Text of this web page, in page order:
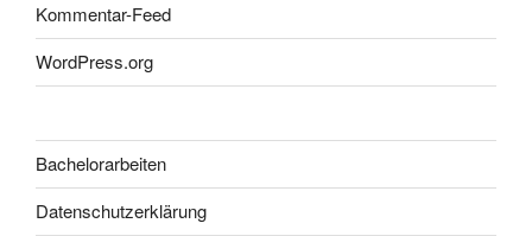
Kommentar-Feed
WordPress.org
Bachelorarbeiten
Datenschutzerklärung